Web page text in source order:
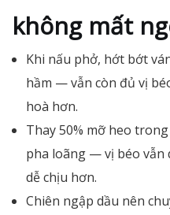
không mất
Khi nấu phở, hớt bớt
hầm — vẫn còn đủ vị
hoà hơn.
Thay 50% mỡ heo
pha loãng — vị béo vẫn
dễ chịu hơn.
Chiên ngập dầu nên